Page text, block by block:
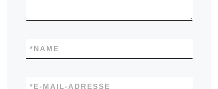
NAME
*
E-MAIL-ADRESSE
*